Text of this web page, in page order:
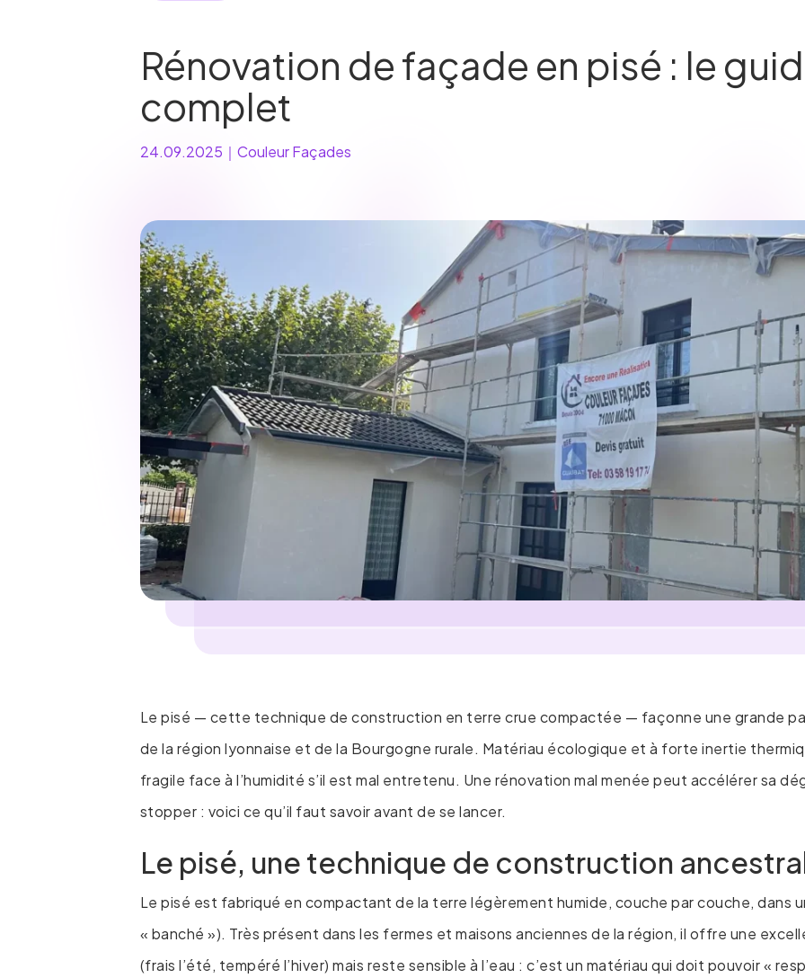
Rénovation de façade en pisé : le
complet
24.09.2025 ｜ Couleur Façades
Le pisé — cette technique de construction en terre crue compactée — façonne une grande
de la région lyonnaise et de la Bourgogne rurale. Matériau écologique et à forte inertie
fragile face à l’humidité s’il est mal entretenu. Une rénovation mal menée peut accélérer sa
stopper : voici ce qu’il faut savoir avant de se lancer.
Le pisé, une technique de construction
Le pisé est fabriqué en compactant de la terre légèrement humide, couche par couche, dans
« banché »). Très présent dans les fermes et maisons anciennes de la région, il offre une
(frais l’été, tempéré l’hiver) mais reste sensible à l’eau : c’est un matériau qui doit pouvoir «